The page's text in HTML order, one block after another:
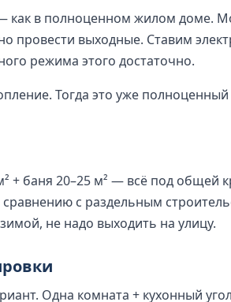
как в полноценном жилом доме.
провести выходные. Ставим
режима этого достаточно.
Тогда это уже
+ баня 20–25 м² — всё под общей
с раздельным
не надо выходить на улицу.
Одна комната + кухонный